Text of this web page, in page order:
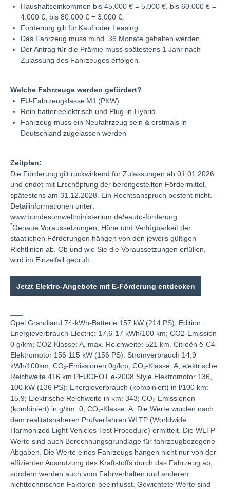
Haushaltseinkommen bis 45.000 € = 5.000 €, bis 60.000 € =
4.000 €, bis 80.000 € = 3.000 €.
Förderung gilt für Kauf oder Leasing.
Das Fahrzeug muss mind. 36 Monate gehalten werden.
Der Antrag für die Prämie muss spätestens 1 Jahr nach
Zulassung des Fahrzeuges erfolgen.
Welche Fahrzeuge werden gefördert?
EU-Fahrzeugklasse M1 (PKW)
Rein batterieelektrisch und Plug-in-Hybrid
Fahrzeug muss ein Neufahrzeug sein & erstmals in
Deutschland zugelassen werden
Zeitplan:
Die Förderung gilt rückwirkend für Zulassungen ab 01.01.2026
und endet mit Erschöpfung der bereitgestellten Fördermittel,
spätestens am 31.12.2028. Ein Rechtsanspruch besteht nicht.
Detailinformationen unter:
www.bundesumweltministerium.de/eauto-förderung.
*Genaue Voraussetzungen, Höhe und Verfügbarkeit der
staatlichen Förderungen hängen von den jeweils gültigen
Richtlinien ab. Ob und wie Sie die Voraussetzungen erfüllen,
wird im Einzelfall geprüft.
Jetzt Elektro-Angebote mit E-Förderung entdecken
Opel Grandland 74-kWh-Batterie 157 kW (214 PS), Edition:
Energieverbrauch Electric: 17,6-17 kWh/100 km; CO2-Emission
0 g/km; CO2-Klasse: A, max. Reichweite: 521 km. Citroën ë-C4
Elektromotor 156 115 kW (156 PS): Stromverbrauch 14,9
kWh/100km; CO₂-Emissionen 0g/km; CO₂-Klasse: A​​; elektrische
Reichweite 416 km PEUGEOT e-2008 Style Elektromotor 136,
100 kW (136 PS): Energieverbrauch (kombiniert) in l/100 km:
15,9; Elektrische Reichweite in km: 343; CO₂-Emissionen
(kombiniert) in g/km: 0, CO₂-Klasse: A. Die Werte wurden nach
dem realitätsnäheren Prüfverfahren WLTP (Worldwide
Harmonized Light Vehicles Test Procedure) ermittelt. Die WLTP
Werte sind auch Berechnungsgrundlage für fahrzeugbezogene
Abgaben. Die Werte eines Fahrzeugs hängen nicht nur von der
effizienten Ausnutzung des Kraftstoffs durch das Fahrzeug ab,
sondern werden auch vom Fahrverhalten und anderen
nichttechnischen Faktoren beeinflusst. Gewichtete Werte sind